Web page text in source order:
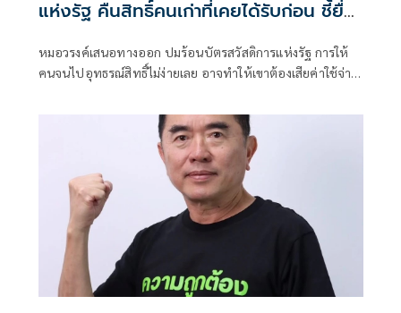
แห่งรัฐ คืนสิทธิ์คนเก่าที่เคยได้รับก่อน ชี้ยื่น
หมอวรงค์เสนอทางออก ปมร้อนบัตรสวัสดิการแห่งรัฐ การให้
คนจนไปอุทธรณ์สิทธิ์ไม่ง่ายเลย อาจทำให้เขาต้องเสียค่าใช้จ่าย